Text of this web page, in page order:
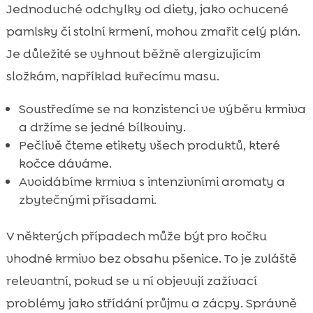
Jednoduché odchylky od diety, jako ochucené
pamlsky či stolní krmení, mohou zmařit celý plán.
Je důležité se vyhnout běžně alergizujícím
složkám, například kuřecímu masu.
Soustředíme se na konzistenci ve výběru krmiva
a držíme se jedné bílkoviny.
Pečlivě čteme etikety všech produktů, které
kočce dáváme.
Avoidábíme krmiva s intenzivními aromaty a
zbytečnými přísadami.
V některých případech může být pro kočku
vhodné krmivo bez obsahu pšenice. To je zvláště
relevantní, pokud se u ní objevují zažívací
problémy jako střídání průjmu a zácpy. Správně